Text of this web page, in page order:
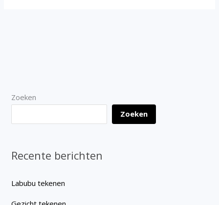
Zoeken
Zoeken
Recente berichten
Labubu tekenen